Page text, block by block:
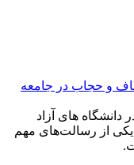
دانشگاه های آزاد
یکی از رسالت‌های مهم